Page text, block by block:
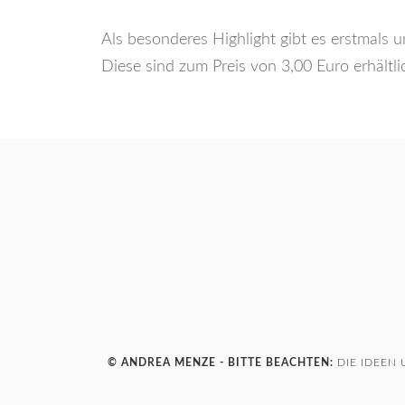
Als besonderes Highlight gibt es erstmals
Diese sind zum Preis von 3,00 Euro
© ANDREA MENZE - BITTE BEACHTEN: DIE IDEEN